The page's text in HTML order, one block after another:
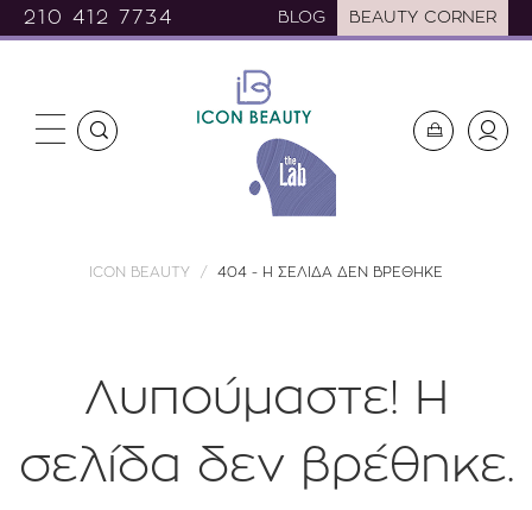
210 412 7734 BLOG BEAUTY CORNER
ICON BEAUTY 404 - Η ΣΕΛΙΔΑ ΔΕΝ ΒΡΕΘΗΚΕ
Λυπούμαστε! H
σελίδα δεν βρέθηκε.